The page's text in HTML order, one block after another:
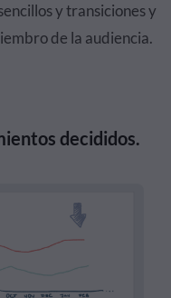
y transiciones y
de la audiencia.
decididos.